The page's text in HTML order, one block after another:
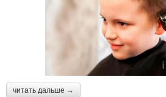
читать дальше →